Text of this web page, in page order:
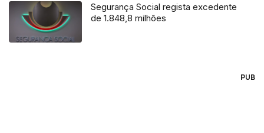
Segurança Social regista excedente
de 1.848,8 milhões
PUB